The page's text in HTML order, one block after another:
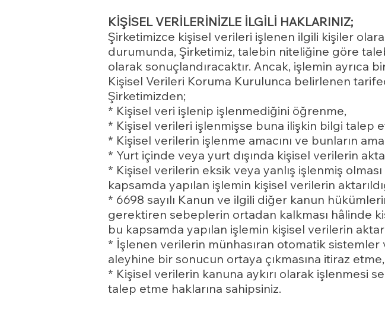
KİŞİSEL VERİLERİNİZLE İLGİLİ HAKLARINIZ;
Şirketimizce kişisel verileri işlenen ilgili kişiler
durumunda, Şirketimiz, talebin niteliğine göre
olarak sonuçlandıracaktır. Ancak, işlemin ayrıca
Kişisel Verileri Koruma Kurulunca belirlenen
Şirketimizden;
* Kişisel veri işlenip işlenmediğini öğrenme,
* Kişisel verileri işlenmişse buna ilişkin bilgi talep
* Kişisel verilerin işlenme amacını ve bunların
* Yurt içinde veya yurt dışında kişisel verilerin
* Kişisel verilerin eksik veya yanlış işlenmiş
kapsamda yapılan işlemin kişisel verilerin
* 6698 sayılı Kanun ve ilgili diğer kanun
gerektiren sebeplerin ortadan kalkması hâlinde
bu kapsamda yapılan işlemin kişisel verilerin
* İşlenen verilerin münhasıran otomatik sistemler
aleyhine bir sonucun ortaya çıkmasına itiraz etme,
* Kişisel verilerin kanuna aykırı olarak işlenmesi
talep etme haklarına sahipsiniz.